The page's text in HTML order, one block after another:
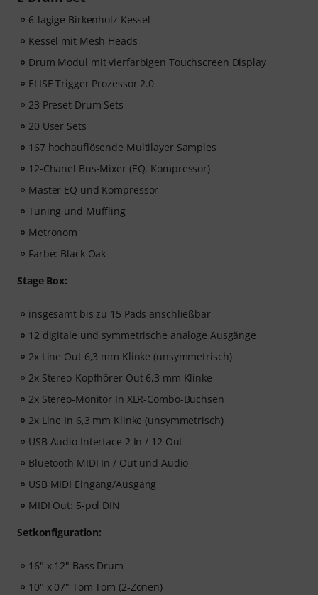
6-lagige Birkenholz Kessel
Kessel mit Mesh Heads
Drum Modul mit vierfarbigen Touchscreen Display
ELISE Trigger Prozessor 2.0
23 Preset Drum Sets
20 User Sets
167 hochauflösende Multilayer Samples
12-Chanel Bus-Mixer (EQ, Kompressor)
Master EQ und Kompressor
Tuning und Muffling
Metronom
Farbe: Black Oak
Stage Box:
insgesamt bis zu 15 Pads anschließbar
12 digitale und symmetrische analoge Ausgänge
2x Line Out 6,3 mm Klinke (unsymmetrisch)
2x Stereo-Kopfhörer Out 6,3 mm Klinke
2x Stereo-Monitor In XLR-Combo-Buchsen
2x Line In 6,3 mm Klinke (unsymmetrisch)
USB Audio Interface 2 In / 12 Out
Bluetooth MIDI In / Out und Audio
USB MIDI Eingang/Ausgang
MIDI Out: 5-pol DIN
Setkonfiguration:
16" x 12" Bass Drum
10" x 07" Tom Tom (2-Zonen)